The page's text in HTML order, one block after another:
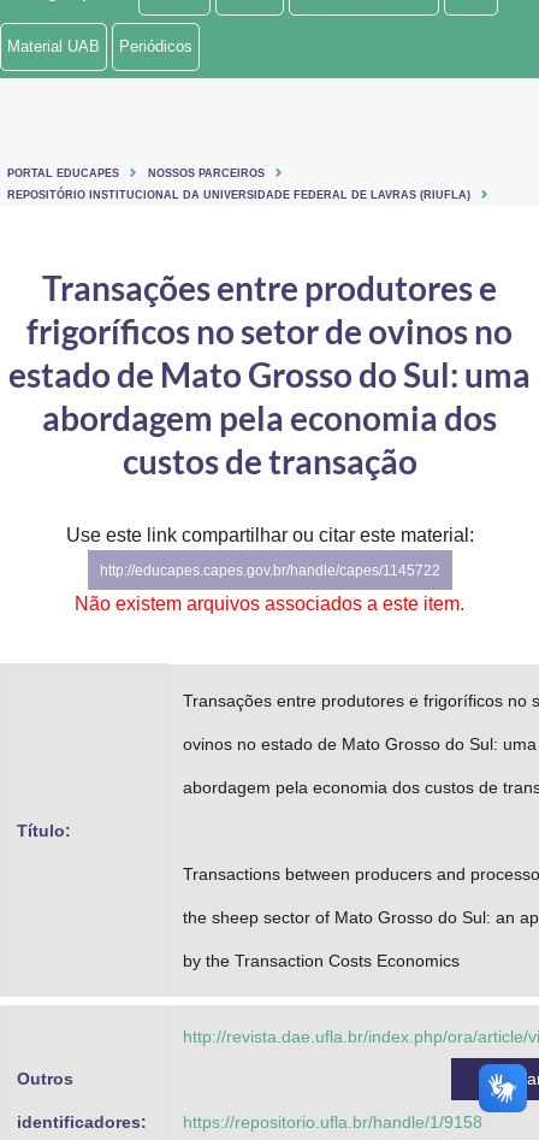
Ministério de Minas e Energia
Ministério do Turismo
Controladoria-Geral da União
Ministério da Mulher, da Família e dos Direitos Humanos
Secretaria-Geral
Secretaria de Governo
Advocacia-Geral da União
Banco Central do Brasil
Planalto
Material UAB Periódicos
PORTAL EDUCAPES
NOSSOS PARCEIROS
REPOSITÓRIO INSTITUCIONAL DA UNIVERSIDADE FEDERAL DE LAVRAS (RIUFLA)
Transações entre produtores e
frigoríficos no setor de ovinos no
estado de Mato Grosso do Sul: uma
abordagem pela economia dos
custos de transação
Use este link compartilhar ou citar este material:
http://educapes.capes.gov.br/handle/capes/1145722
Não existem arquivos associados a este item.
Título:
Transações entre produtores e frigoríficos no
ovinos no estado de Mato Grosso do Sul: uma
abordagem pela economia dos custos de
Transactions between producers and
the sheep sector of Mato Grosso do Sul: an
by the Transaction Costs Economics
Outros
identificadores:
http://revista.dae.ufla.br/index.php/ora/article/
https://repositorio.ufla.br/handle/1/9158